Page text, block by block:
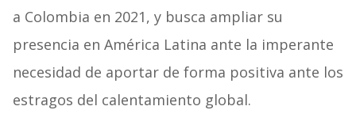
a Colombia en 2021, y busca ampliar su
presencia en América Latina ante la imperante
necesidad de aportar de forma positiva ante los
estragos del calentamiento global.